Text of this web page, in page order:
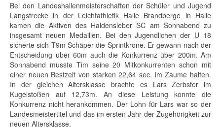
Bei den Landeshallenmeisterschaften der Schüler und Jugend
Langstrecke in der Leichtathletik Halle Brandberge in Halle
kamen die Aktiven des Haldensleber SC am Sonnabend zu
insgesamt neuen Medaillen. Bei den Jugendlichen der U 18
sicherte sich T9m Schäper die Sprintkrone. Er gewann nach der
Entscheidung über 60m auch die Konkurrenz über 200m. Am
Sonnabend musste Tim seine 20 Mitkonkurrenten schon mit
einer neuen Bestzeit von starken 22,64 sec. im Zaume halten.
In der gleichen Altersklasse brachte es Lars Zerbster im
Kugelstoßen auf 12,73m. An diese Leistung konnte die
Konkurrenz nicht herankommen. Der Lohn für Lars war so der
Landesmeistertitel und das im ersten Jahr der Zugehörigkeit zur
neuen Altersklasse.